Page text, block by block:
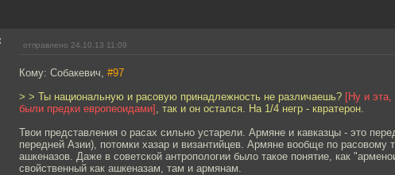
отправлено 24.10.13 11:09
Кому: Собакевич, #97
> > Ты национальную и расовую принадлежность не различаешь? [Ну и эта,
были предки европеоидами] , так и он остался. На 1/4 негр - квратерон.
Твои представления о расах сильно устарели. Армяне и кавказцы - это
передней Азии), потомки хазар и византийцев. Армяне вообще по расовому
ашкеназов. Даже в советской антропологии было такое понятие, как
свойственный как ашкеназам, там и армянам.